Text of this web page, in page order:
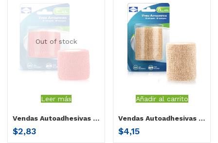
Out of stock
Leer más
Vendas Autoadhesivas 2″ (5 x 4.5 cm)
$2,83
Añadir al carrito
Vendas Autoadhesivas 3″ (7.5 x 4.5 cm)
$4,15